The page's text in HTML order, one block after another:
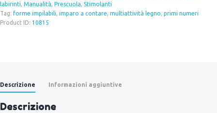
labirinti Manualità Prescuola Stimolanti
Tag: forme impilabili imparo a contare multiattività legno primi numeri
Product ID: 10815
Descrizione Informazioni aggiuntive
Descrizione